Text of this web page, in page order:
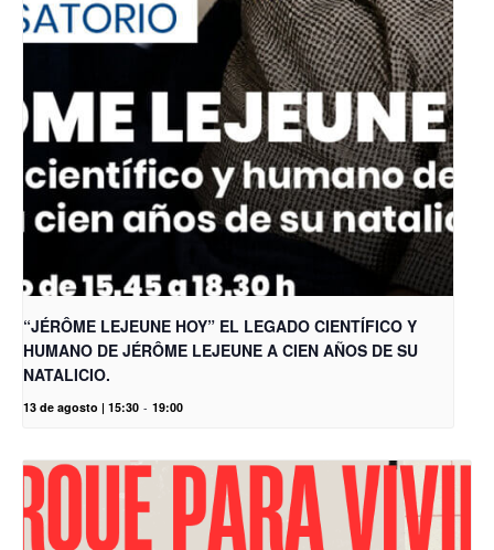
“JÉRÔME LEJEUNE HOY” EL LEGADO CIENTÍFICO Y
HUMANO DE JÉRÔME LEJEUNE A CIEN AÑOS DE SU
NATALICIO.
13 de agosto | 15:30 - 19:00